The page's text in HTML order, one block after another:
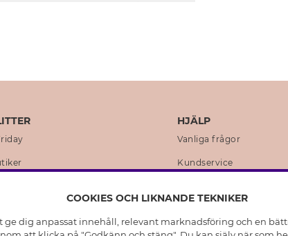
HJÄLP
Vanliga frågor
Kundservice
Skötselråd
COOKIES OCH LIKNANDE TEKNIKER
dig anpassat innehåll, relevant marknadsföring och en